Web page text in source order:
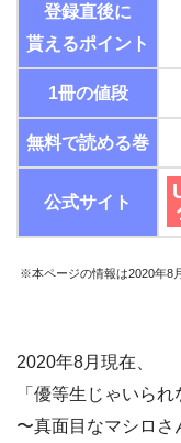
登録直後に
貰えるポイント
1冊の値段
無料で読める巻
公式サイト
※本ページの情報は2020年8
2020年8月現在、
「優等生じゃいられ
〜真面目なマシロさ